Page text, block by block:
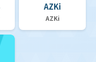
「大空スバル」
「森カリオペ」
AZKi
AZKi